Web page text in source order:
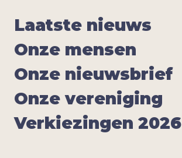
Laat­ste nieuws
Onze men­sen
Onze nieuws­brief
Onze ver­e­ni­ging
Ver­kie­zin­gen 2026